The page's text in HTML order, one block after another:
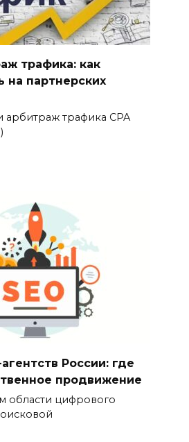
трафика: как
на партнерских
арбитраж трафика CPA
России: где
продвижение
области цифрового